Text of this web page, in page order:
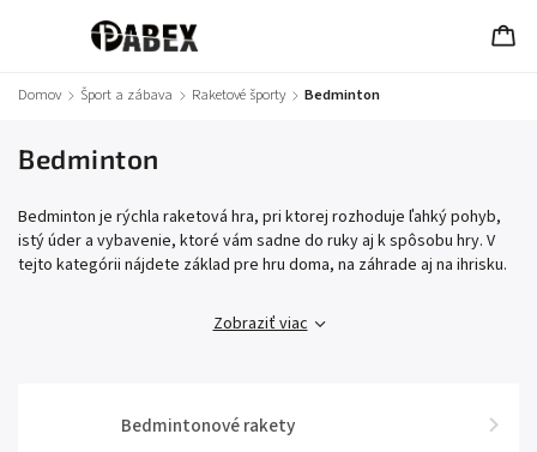
Domov / Šport a zábava / Raketové športy / Bedminton
Bedminton
Bedminton je rýchla raketová hra, pri ktorej rozhoduje ľahký pohyb,
istý úder a vybavenie, ktoré vám sadne do ruky aj k spôsobu hry. V
tejto kategórii nájdete základ pre hru doma, na záhrade aj na ihrisku.
Zobraziť viac
Bedmintonové rakety